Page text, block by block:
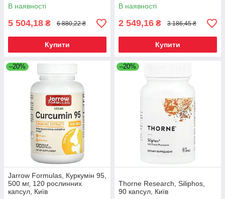
В наявності
5 504,18 ₴ 6 880,22 ₴
Купити
В наявності
2 549,16 ₴ 3 186,45 ₴
Купити
–20%
Jarrow Formulas, Куркумін 95,
500 мг, 120 рослинних
капсул, Київ
–20%
Thorne Research, Siliphos,
90 капсул, Київ